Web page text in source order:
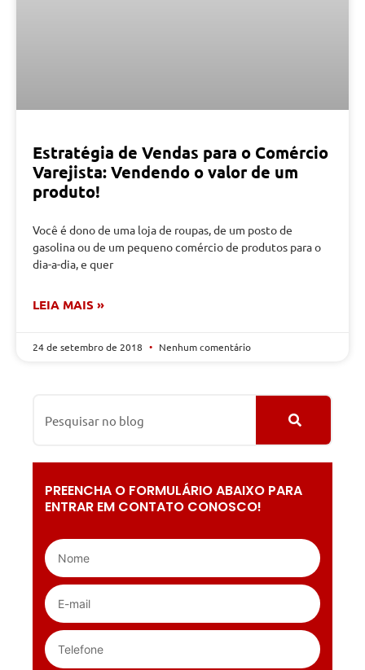
Estratégia de Vendas para o Comércio
Varejista: Vendendo o valor de um
produto!
Você é dono de uma loja de roupas, de um posto de
gasolina ou de um pequeno comércio de produtos para o
dia-a-dia, e quer
LEIA MAIS »
24 de setembro de 2018 Nenhum comentário
PREENCHA O FORMULÁRIO ABAIXO PARA
ENTRAR EM CONTATO CONOSCO!